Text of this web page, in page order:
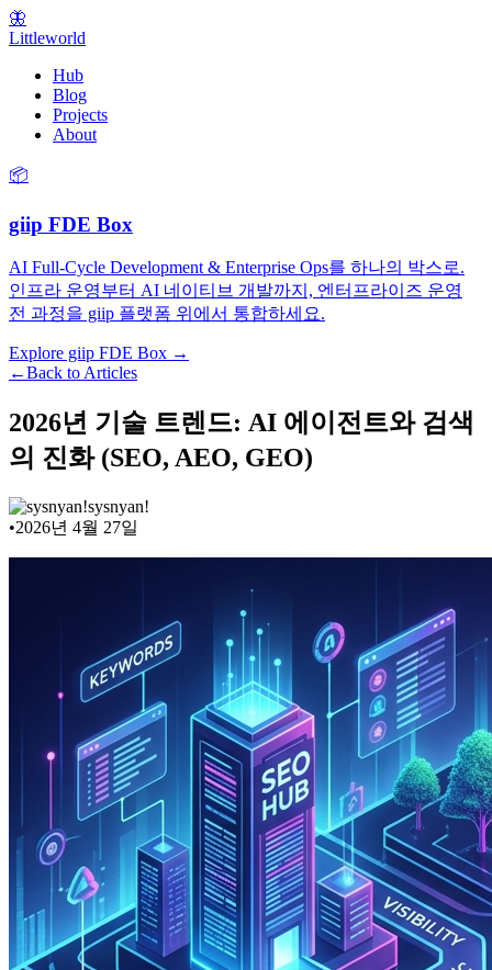
🦋
Littleworld
Hub
Blog
Projects
About
📦
giip FDE Box
AI Full-Cycle Development & Enterprise Ops를 하나의 박스로.
인프라 운영부터 AI 네이티브 개발까지, 엔터프라이즈 운영
전 과정을 giip 플랫폼 위에서 통합하세요.
Explore giip FDE Box →
←Back to Articles
2026년 기술 트렌드: AI 에이전트와 검색
의 진화 (SEO, AEO, GEO)
sysnyan!
•2026년 4월 27일